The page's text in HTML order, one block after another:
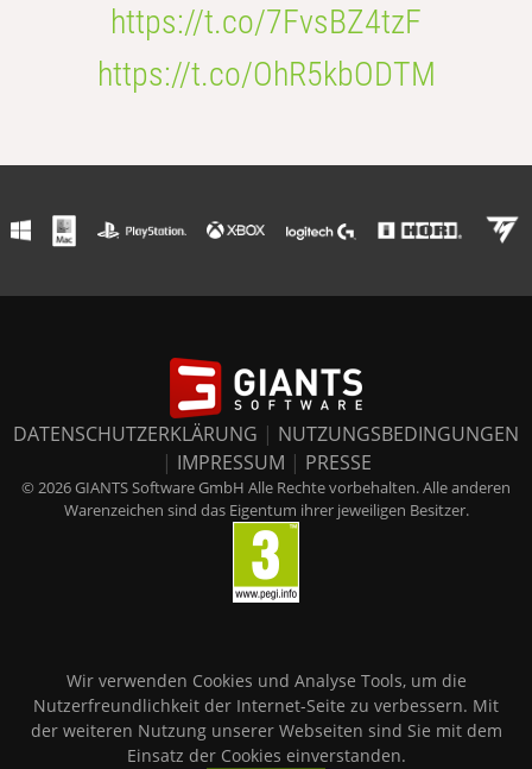
https://t.co/7FvsBZ4tzF
https://t.co/OhR5kbODTM
DATENSCHUTZERKLÄRUNG | NUTZUNGSBEDINGUNGEN
| IMPRESSUM | PRESSE
© 2026 GIANTS Software GmbH Alle Rechte vorbehalten. Alle anderen
Warenzeichen sind das Eigentum ihrer jeweiligen Besitzer.
Wir verwenden Cookies und Analyse Tools, um die
Nutzerfreundlichkeit der Internet-Seite zu verbessern. Mit
der weiteren Nutzung unserer Webseiten sind Sie mit dem
Einsatz der Cookies einverstanden.